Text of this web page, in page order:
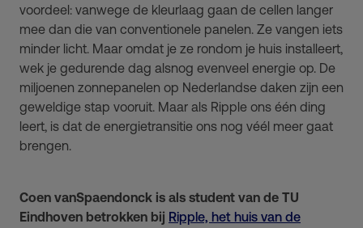
voordeel: vanwege de kleurlaag gaan de cellen langer
mee dan die van conventionele panelen. Ze vangen iets
minder licht. Maar omdat je ze rondom je huis installeert,
wek je gedurende dag alsnog evenveel energie op. De
miljoenen zonnepanelen op Nederlandse daken zijn een
geweldige stap vooruit. Maar als Ripple ons één ding
leert, is dat de energietransitie ons nog véél meer gaat
brengen.
Coen vanSpaendonck is als student van de TU
Eindhoven betrokken bij Ripple, het huis van de